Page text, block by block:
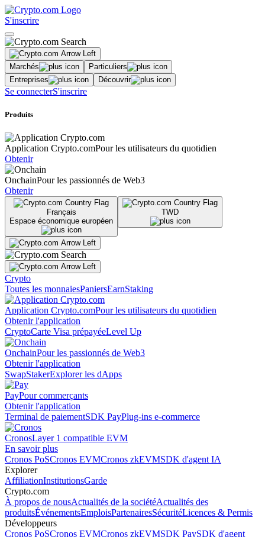
S'inscrire
Marchés
Particuliers
Entreprises
Découvrir
Se connecterS'inscrire
Produits
Application Crypto.comPour les utilisateurs du quotidien
Obtenir
OnchainPour les passionnés de Web3
Obtenir
Français
Espace économique européen
TWD
Crypto
Toutes les monnaiesPaniersEarnStaking
Application Crypto.comPour les utilisateurs du quotidien
Obtenir l'application
CryptoCarte Visa prépayéeLevel Up
OnchainPour les passionnés de Web3
Obtenir l'application
SwapStakerExplorer les dApps
PayPour commerçants
Obtenir l'application
Terminal de paiementSDK PayPlug-ins e-commerce
CronosLayer 1 compatible EVM
En savoir plus
Cronos PoSCronos EVMCronos zkEVMSDK d'agent IA
Explorer
AffiliationInstitutionsGarde
Crypto.com
À propos de nousActualités de la sociétéActualités des
produitsÉvénementsEmploisPartenairesSécuritéLicences & Permis
Développeurs
Cronos PoSCronos EVMCronos zkEVMSDK PaySDK d'agent